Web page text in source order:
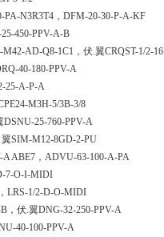
N3R3T4，DFM-20-30-P-A-KF
450-PPV-A-B
AD-Q8-1C1，伏.翼CRQST-1/2-16
40-180-PPV-A
25-A-P-A
M3H-5/3B-3/8
25-760-PPV-A
SIM-M12-8GD-2-PU
A ABE7，ADVU-63-100-A-PA
7-O-I-MIDI
LRS-1/2-D-O-MIDI
，伏.翼DNG-32-250-PPV-A
40-100-PPV-A